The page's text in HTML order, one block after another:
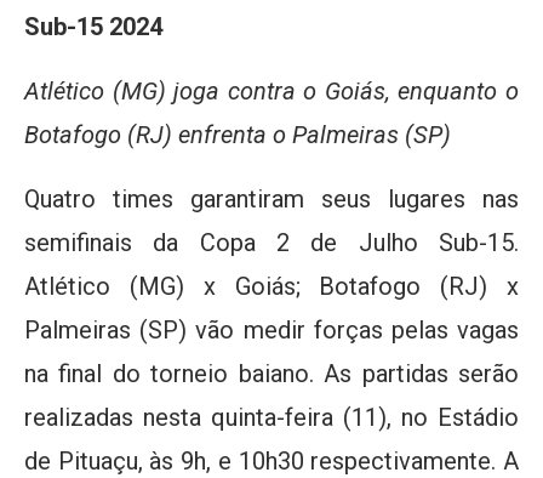
Sub-15 2024
Atlético (MG) joga contra o Goiás, enquanto o
Botafogo (RJ) enfrenta o Palmeiras (SP)
Quatro times garantiram seus lugares nas
semifinais da Copa 2 de Julho Sub-15.
Atlético (MG) x Goiás; Botafogo (RJ) x
Palmeiras (SP) vão medir forças pelas vagas
na final do torneio baiano. As partidas serão
realizadas nesta quinta-feira (11), no Estádio
de Pituaçu, às 9h, e 10h30 respectivamente. A